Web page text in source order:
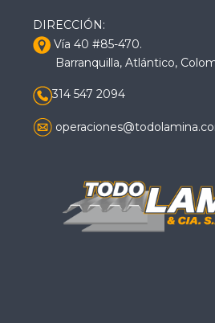
DIRECCIÓN:
Vía 40 #85-470.
Barranquilla, Atlántico,
314 547 2094